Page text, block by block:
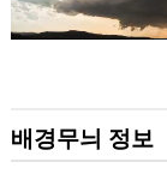
배경무늬 정보